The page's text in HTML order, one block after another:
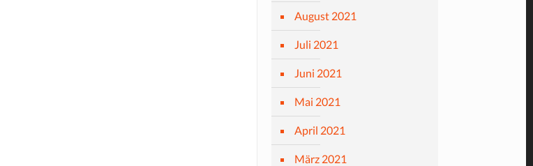
August 2021
Juli 2021
Juni 2021
Mai 2021
April 2021
März 2021